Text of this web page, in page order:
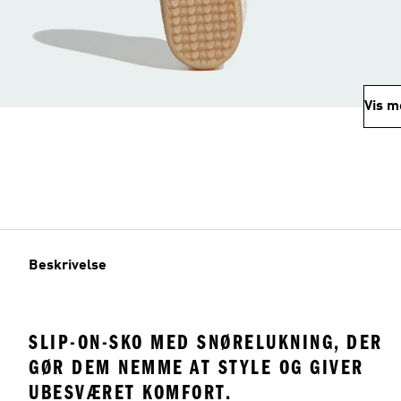
Vis
Beskrivelse
SLIP-ON-SKO MED SNØRELUKNING, DER
GØR DEM NEMME AT STYLE OG GIVER
UBESVÆRET KOMFORT.